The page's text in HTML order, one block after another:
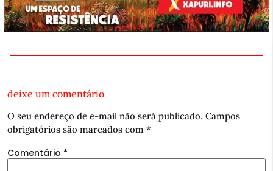
deixe um comentário
O seu endereço de e-mail não será publicado. Campos
obrigatórios são marcados com *
Comentário *